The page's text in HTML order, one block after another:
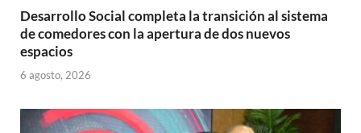
Desarrollo Social completa la transición al sistema
de comedores con la apertura de dos nuevos
espacios
6 agosto, 2026